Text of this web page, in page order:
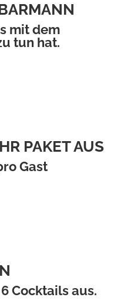
mit dem
tun hat.
PAKET AUS
Gast
6Cocktails aus.